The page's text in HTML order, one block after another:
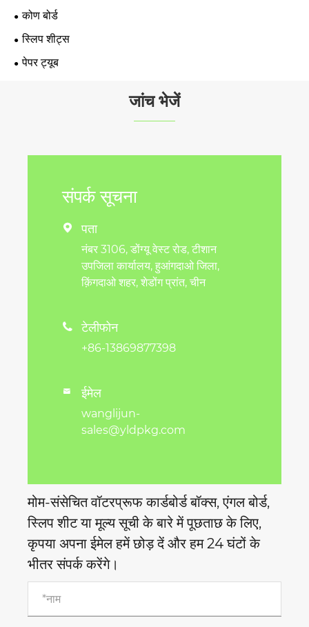
कोण बोर्ड
स्लिप शीट्स
पेपर ट्यूब
जांच भेजें
संपर्क सूचना
 पता
नंबर 3106, डोंग्यू वेस्ट रोड, टीशान
उपजिला कार्यालय, हुआंगदाओ जिला,
क़िंगदाओ शहर, शेडोंग प्रांत, चीन
 टेलीफोन
+86-13869877398
 ईमेल
wanglijun-
sales@yldpkg.com
मोम-संसेचित वॉटरप्रूफ कार्डबोर्ड बॉक्स, एंगल बोर्ड,
स्लिप शीट या मूल्य सूची के बारे में पूछताछ के लिए,
कृपया अपना ईमेल हमें छोड़ दें और हम 24 घंटों के
भीतर संपर्क करेंगे।